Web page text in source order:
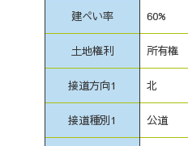
建ぺい率 60%
土地権利 所有権
接道方向1 北
接道種別1 公道